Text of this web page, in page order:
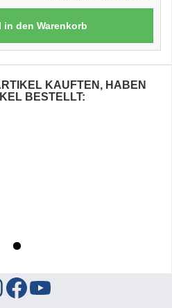
in den Warenkorb
KAUFTEN, HABEN
BESTELLT: